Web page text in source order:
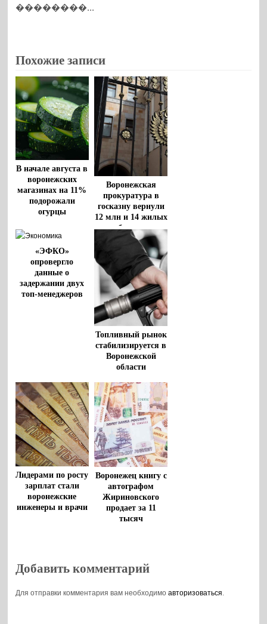
��������...
Похожие записи
В начале августа в
воронежских
магазинах на 11%
подорожали
огурцы
Воронежская
прокуратура в
госказну вернули
12 млн и 14 жилых
объектов
«ЭФКО»
опровергло
данные о
задержании двух
топ-менеджеров
Топливный рынок
стабилизируется в
Воронежской
области
Лидерами по росту
зарплат стали
воронежские
инженеры и врачи
Воронежец книгу с
автографом
Жириновского
продает за 11
тысяч
Добавить комментарий
Для отправки комментария вам необходимоавторизоваться.